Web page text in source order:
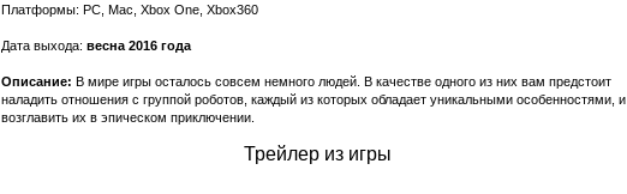
Платформы: PC, Mac, Xbox One, Xbox360
Дата выхода: весна 2016 года
Описание: В мире игры осталось совсем немного людей. В качестве одного из них вам предстоит
наладить отношения с группой роботов, каждый из которых обладает уникальными особенностями, и
возглавить их в эпическом приключении.
Трейлер из игры